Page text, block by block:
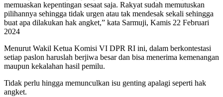
memuaskan kepentingan sesaat saja. Rakyat sudah memutuskan
pilihannya sehingga tidak urgen atau tak mendesak sekali sehingga
buat apa dilakukan hak angket,” kata Sarmuji, Kamis 22 Februari
2024
Menurut Wakil Ketua Komisi VI DPR RI ini, dalam berkontestasi
setiap paslon haruslah berjiwa besar dan bisa menerima kemenangan
maupun kekalahan hasil pemilu.
Tidak perlu hingga memunculkan isu genting apalagi seperti hak
angket.